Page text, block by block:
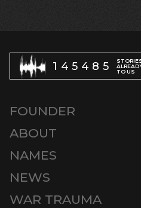
145485
TO US
FOUNDER
ABOUT
NAMES
NEWS
WAR TRAUMA